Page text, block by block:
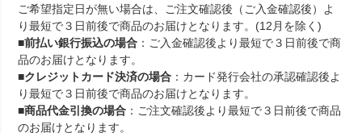
ご希望指定日が無い場合は、ご注文確認後（ご入金確認後）よ
り最短で３日前後で商品のお届けとなります。(12月を除く)
■前払い銀行振込の場合 ：ご入金確認後より最短で３日前後で商
品のお届けとなります。
■クレジットカード決済の場合 ：カード発行会社の承認確認後よ
り最短で３日前後で商品のお届けとなります。
■商品代金引換の場合 ：ご注文確認後より最短で３日前後で商品
のお届けとなります。